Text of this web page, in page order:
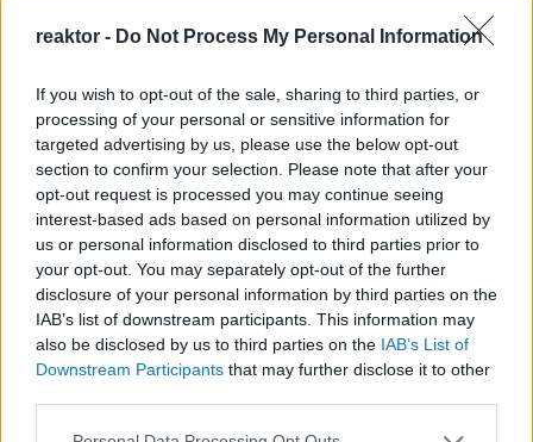
reaktor - Do Not Process My Personal Information
If you wish to opt-out of the sale, sharing to third parties, or
processing of your personal or sensitive information for
targeted advertising by us, please use the below opt-out
section to confirm your selection. Please note that after your
opt-out request is processed you may continue seeing
interest-based ads based on personal information utilized by
us or personal information disclosed to third parties prior to
your opt-out. You may separately opt-out of the further
disclosure of your personal information by third parties on the
IAB’s list of downstream participants. This information may
also be disclosed by us to third parties on the IAB’s List of
Downstream Participants that may further disclose it to other
Please note that this website/app uses one or more Google
Az egygyermekes politika
és Kína gazdasági kihívásai
BY:NEMETHVIKTOR20022026. JÚL 10.
A Kínai Kommunista Párt hatóságai elkeseredetten
igyekeznek az országban élő mintegy 338 millió
egyedülálló vagy házas szülőképes korban lévő nőt
rávenni, hogy vállaljanak több gyermeket az ország
népességének fenntartása érdekében. A szülőképes
korú nők száma évente körülbelül 3 millió fővel
csökken Kínában. 2024-ben Kínában 9 540 000
ember született, és 10 930 000-en haltak meg, így a
népességszám 1 390 000 fővel csökkent.
2020 óta csökken Kína népessége. Kép forrása:
Apollo Academy